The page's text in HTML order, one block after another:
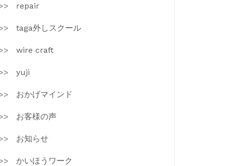
repair
taga外しスクール
wire craft
yuji
おかげマインド
お客様の声
お知らせ
かいほうワーク